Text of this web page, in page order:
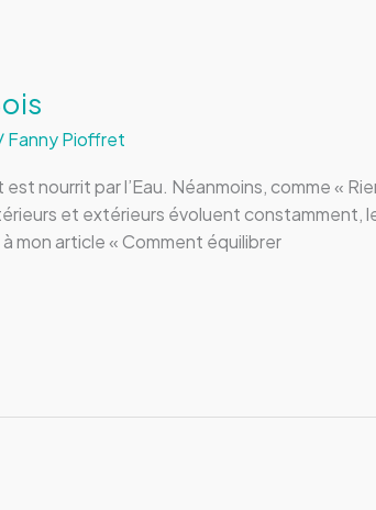
Fanny Pioffret
nourrit par l’Eau. Néanmoins, comme «
et extérieurs évoluent constamment,
mon article « Comment équilibrer